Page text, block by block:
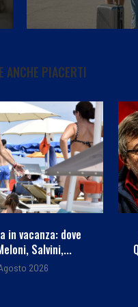
ANCHE PIACERTI
portali via».
Guccini si...
2026